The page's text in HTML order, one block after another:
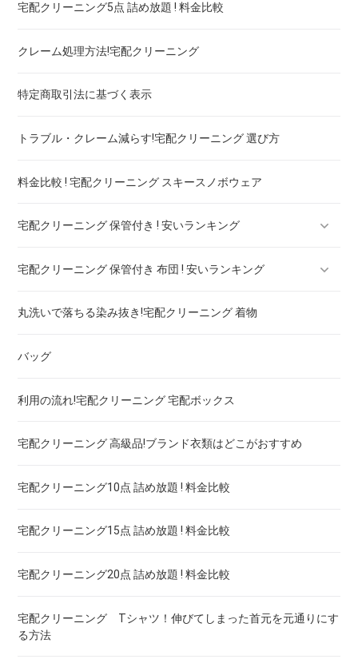
ブランドコート！宅配クリーニング 高品質 料金 比較
ブランドワンピース！宅配クリーニング 高品質 料金 比較
スカート・パンツ
セーター・カーディガン
スラックス
ブランドジャケット！宅配クリーニング 高品質 料金 比較
ブランドブラウス！宅配クリーニング 高品質 料金 比較
ブランドネクタイ！宅配クリーニング 高品質 料金 比較
ドレス！宅配クリーニング 高品質 料金 比較
ウェディングドレス
ブランドワイシャツ！宅配クリーニング 高品質 料金 比較
ブランドダウン！宅配クリーニング 高品質 料金 比較
宅配クリーニング5点 詰め放題 ! 料金比較
クレーム処理方法!宅配クリーニング
特定商取引法に基づく表示
トラブル・クレーム減らす!宅配クリーニング 選び方
料金比較 ! 宅配クリーニング スキースノボウェア
宅配クリーニング 保管付き ! 安いランキング
宅配クリーニング 保管付き ブーツ ! 安いランキング
宅配クリーニング 保管付き コート ! 安いランキング
宅配クリーニング 保管付き ダウン ! 安いランキング
宅配クリーニング 保管付き スノボーウェア ! 安いランキング
宅配クリーニング 保管付き 布団 ! 安いランキング
宅配クリーニング 保管付き 羽毛布団 ! 安いランキング
宅配クリーニング 保管付き 毛布 ! 安いランキング
丸洗いで落ちる染み抜き!宅配クリーニング 着物
バッグ
利用の流れ!宅配クリーニング 宅配ボックス
宅配クリーニング 高級品!ブランド衣類はどこがおすすめ
宅配クリーニング10点 詰め放題 ! 料金比較
宅配クリーニング15点 詰め放題 ! 料金比較
宅配クリーニング20点 詰め放題 ! 料金比較
宅配クリーニング Tシャツ！伸びてしまった首元を元通りにす
る方法